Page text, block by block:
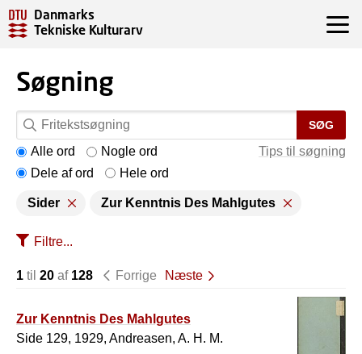
Danmarks
Tekniske Kulturarv
Søgning
SØG
Tips til søgning
Alle ord
Nogle ord
Dele af ord
Hele ord
Sider Zur Kenntnis Des Mahlgutes
Filtre...
1 til 20 af 128 Forrige Næste
Zur Kenntnis Des Mahlgutes
Side 129, 1929, Andreasen, A. H. M.